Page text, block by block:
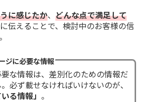
に感じたか、どんな点で満足して
伝えることで、検討中のお客様の信
ジに必要な情報
な情報は、差別化のための情報だ
必ず載せなければいけないのが、
る情報」 。